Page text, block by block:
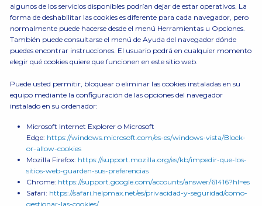
algunos de los servicios disponibles podrían dejar de estar operativos. La
forma de deshabilitar las cookies es diferente para cada navegador, pero
normalmente puede hacerse desde el menú Herramientas u Opciones.
También puede consultarse el menú de Ayuda del navegador dónde
puedes encontrar instrucciones. El usuario podrá en cualquier momento
elegir qué cookies quiere que funcionen en este sitio web.
Puede usted permitir, bloquear o eliminar las cookies instaladas en su
equipo mediante la configuración de las opciones del navegador
instalado en su ordenador:
Microsoft Internet Explorer o Microsoft
Edge: https://windows.microsoft.com/es-es/windows-vista/Block-
or-allow-cookies
Mozilla Firefox: https://support.mozilla.org/es/kb/impedir-que-los-
sitios-web-guarden-sus-preferencias
Chrome: https://support.google.com/accounts/answer/61416?hl=es
Safari: https://safari.helpmax.net/es/privacidad-y-seguridad/como-
gestionar-las-cookies/